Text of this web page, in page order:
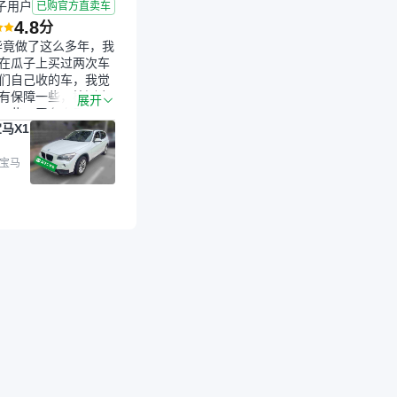
用户 已购官方直卖车
4.8分
竟做了这么多年，我
瓜子上买过两次车
自己收的车，我觉
保障一些，检测会
些。平台自己收上
车，应该更可靠。
是宝马X1，主要看中
和公里数比较合
，瓜子承诺无火
展开
X1
马